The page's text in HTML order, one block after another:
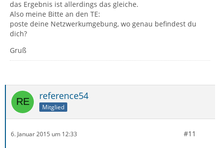
das Ergebnis ist allerdings das gleiche.
Also meine Bitte an den TE:
poste deine Netzwerkumgebung, wo genau befindest du
dich?
Gruß
reference54
Mitglied
6. Januar 2015 um 12:33 #11